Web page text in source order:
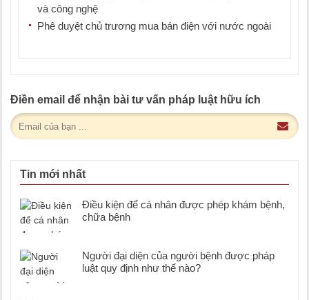
và công nghệ
Phê duyệt chủ trương mua bán điện với nước ngoài
Điền email để nhận bài tư vấn pháp luật hữu ích
Tin mới nhất
Điều kiện để cá nhân được phép khám bệnh,
chữa bệnh
Người đại diện của người bệnh được pháp
luật quy định như thế nào?